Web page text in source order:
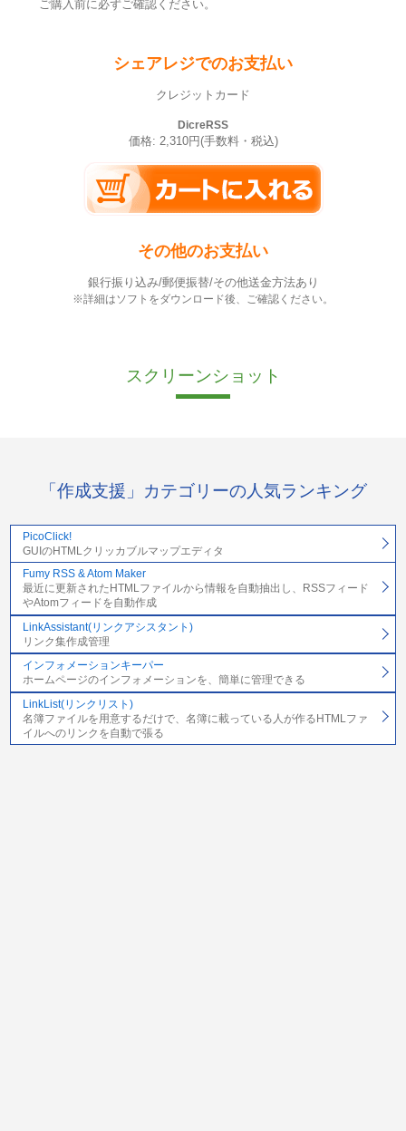
ご購入前に必ずご確認ください。
シェアレジでのお支払い
クレジットカード
DicreRSS
価格: 2,310円(手数料・税込)
その他のお支払い
銀行振り込み/郵便振替/その他送金方法あり
※詳細はソフトをダウンロード後、ご確認ください。
スクリーンショット
「作成支援」カテゴリーの人気ランキング
PicoClick!
GUIのHTMLクリッカブルマップエディタ
Fumy RSS & Atom Maker
最近に更新されたHTMLファイルから情報を自動抽出し、RSSフィード
やAtomフィードを自動作成
LinkAssistant(リンクアシスタント)
リンク集作成管理
インフォメーションキーパー
ホームページのインフォメーションを、簡単に管理できる
LinkList(リンクリスト)
名簿ファイルを用意するだけで、名簿に載っている人が作るHTMLファ
イルへのリンクを自動で張る